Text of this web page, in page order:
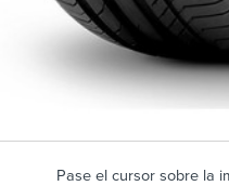
Pase el cursor sobre la